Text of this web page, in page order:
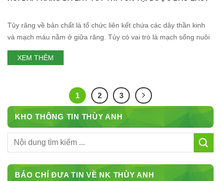
Tủy răng về bản chất là tổ chức liên kết chứa các dây thần kinh
và mạch máu nằm ở giữa răng. Tủy có vai trò là mạch sống nuôi
dưỡng răng và nhận diện cảm xúc, bởi vậy khi tủy răng bị tổn
thương sẽ gây nên tình trạng nhiễm trùng, viêm tủy nặng
XEM THÊM
1 2 3
KHO THÔNG TIN THÙY ANH
BÁO CHÍ ĐƯA TIN VỀ NK THÙY ANH